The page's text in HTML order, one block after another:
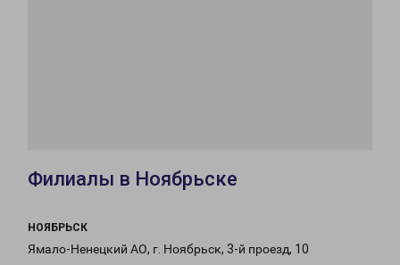
Филиалы в Ноябрьске
НОЯБРЬСК
Ямало-Ненецкий АО, г. Ноябрьск, 3-й проезд, 10